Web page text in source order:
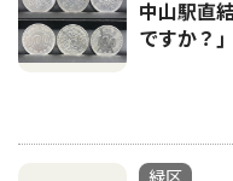
中山駅直
ですか？